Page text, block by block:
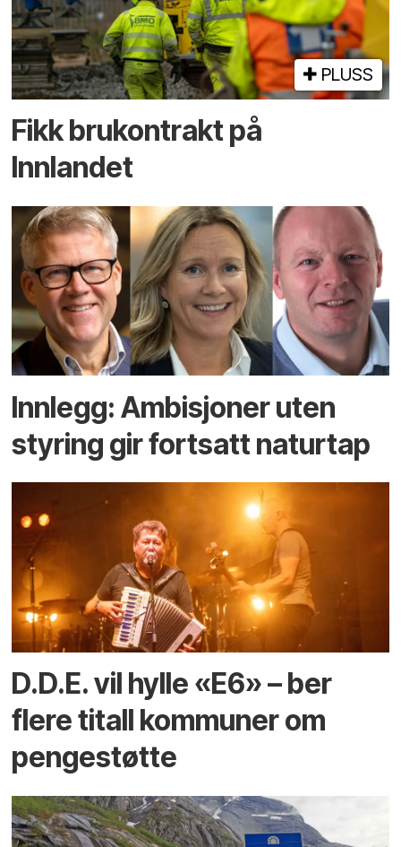
PLUSS
Fikk brukontrakt på
Innlandet
Innlegg: Ambisjoner uten
styring gir fortsatt naturtap
D.D.E. vil hylle «E6» – ber
flere titall kommuner om
pengestøtte